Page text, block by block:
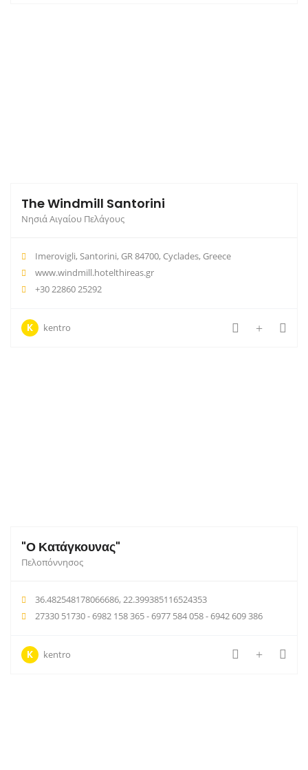
The Windmill Santorini
Νησιά Αιγαίου Πελάγους
Imerovigli, Santorini, GR 84700, Cyclades, Greece
www.windmill.hotelthireas.gr
+30 22860 25292
K kentro
"Ο Κατάγκουνας"
Πελοπόννησος
36.482548178066686, 22.399385116524353
27330 51730 - 6982 158 365 - 6977 584 058 - 6942 609 386
K kentro